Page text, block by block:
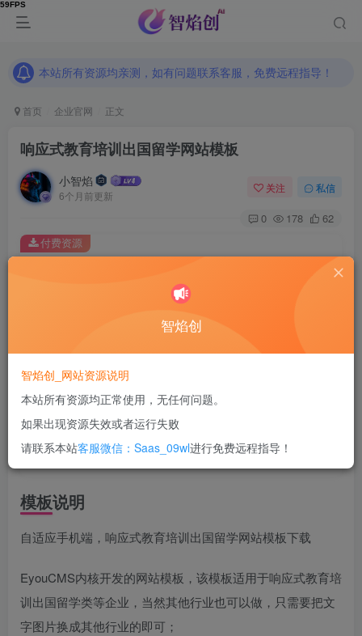
本站所有资源均亲测，如有问题联系客服，免费远程指导！
本站所有资源均亲测，如有问题联系客服，免费远程指导！
首页 企业官网 正文
响应式教育培训出国留学网站模板
小智焰
6个月前更新
关注 私信
0 178 62
此内容为付费资源，请付费后查看
RMB9.9
您当前未登录！建议登陆后购买，可保存购买订单
所有工作流及网站模板均无任何问题！
付费资源
模板说明
自适应手机端，响应式教育培训出国留学网站模板下载
EyouCMS内核开发的网站模板，该模板适用于响应式教育培
训出国留学类等企业，当然其他行业也可以做，只需要把文
字图片换成其他行业的即可；
智焰创
智焰创_网站资源说明
本站所有资源均正常使用，无任何问题。
如果出现资源失效或者运行失败
请联系本站客服微信：Saas_09wl进行免费远程指导！